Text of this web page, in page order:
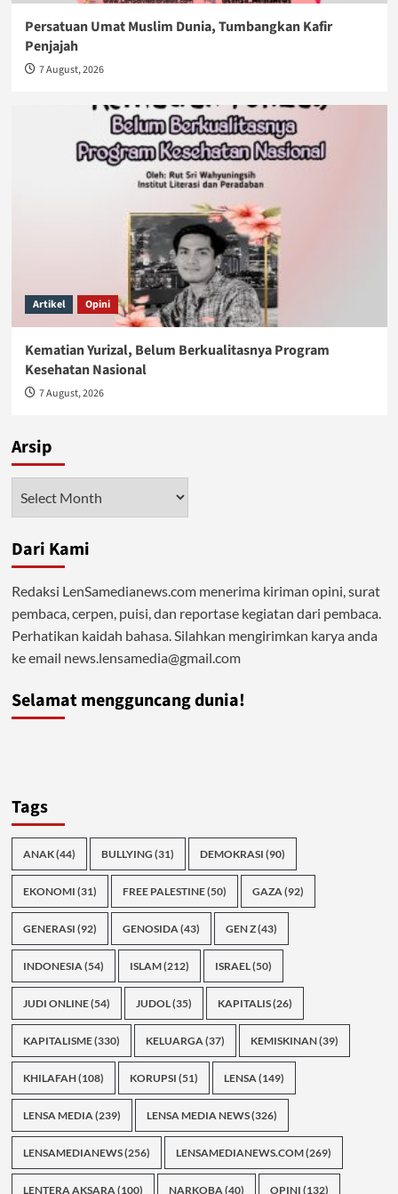
Persatuan Umat Muslim Dunia, Tumbangkan Kafir
Penjajah
7 August, 2026
Artikel Opini
Kematian Yurizal, Belum Berkualitasnya Program
Kesehatan Nasional
7 August, 2026
Arsip
Dari Kami
Redaksi LenSamedianews.com menerima kiriman opini, surat
pembaca, cerpen, puisi, dan reportase kegiatan dari pembaca.
Perhatikan kaidah bahasa. Silahkan mengirimkan karya anda
ke email news.lensamedia@gmail.com
Selamat mengguncang dunia!
Tags
ANAK(44) BULLYING (31) DEMOKRASI (90)
EKONOMI (31) FREE PALESTINE(50) GAZA(92)
GENERASI (92) GENOSIDA(43) GEN Z(43)
INDONESIA(54) ISLAM(212) ISRAEL(50)
JUDI ONLINE(54) JUDOL(35) KAPITALIS(26)
KAPITALISME(330) KELUARGA(37) KEMISKINAN(39)
KHILAFAH(108) KORUPSI (51) LENSA(149)
LENSA MEDIA(239) LENSA MEDIA NEWS(326)
LENSAMEDIANEWS(256) LENSAMEDIANEWS.COM(269)
LENTERA AKSARA(100) NARKOBA(40) OPINI (132)